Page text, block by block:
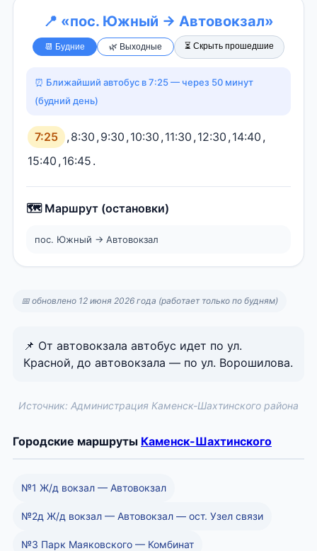
📍 «пос. Южный → Автовокзал»
📆 Будние 🌿 Выходные ⏳ Скрыть прошедшие
⏰ Ближайший автобус в 7:25 — через 50 минут
(будний день)
7:25 ,8:30 ,9:30 ,10:30 ,11:30 ,12:30 ,14:40 ,
15:40 ,16:45 .
🗺️ Маршрут (остановки)
пос. Южный → Автовокзал
📅 обновлено 12 июня 2026 года (работает только по будням)
📌 От автовокзала автобус идет по ул.
Красной, до автовокзала — по ул. Ворошилова.
Источник: Администрация Каменск-Шахтинского района
Городские маршруты Каменск-Шахтинского
№1 Ж/д вокзал — Автовокзал
№2д Ж/д вокзал — Автовокзал — ост. Узел связи
№3 Парк Маяковского — Комбинат